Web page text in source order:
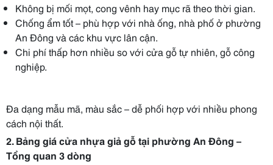
Không bị mối mọt, cong vênh hay mục rã theo thời gian.
Chống ẩm tốt – phù hợp với nhà ống, nhà phố ở phường
An Đông và các khu vực lân cận.
Chi phí thấp hơn nhiều so với cửa gỗ tự nhiên, gỗ công
nghiệp.
Đa dạng mẫu mã, màu sắc – dễ phối hợp với nhiều phong
cách nội thất.
2. Bảng giá cửa nhựa giả gỗ tại phường An Đông –
Tổng quan 3 dòng